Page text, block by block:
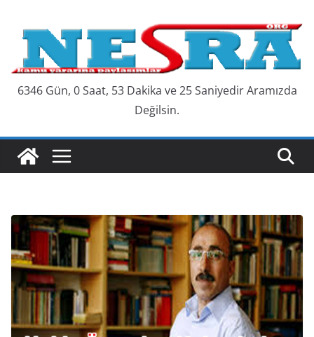
content
6346 Gün, 0 Saat, 53 Dakika ve 26 Saniyedir Aramızda
Değilsin.